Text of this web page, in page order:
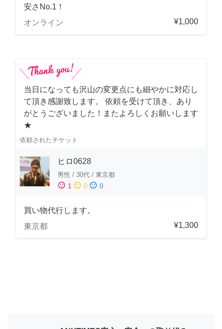
安さNo.1！
オンライン
¥1,000
当日になっても沢山の変更点にも細やかに対応し
て頂き感謝致します。 依頼を受けて頂き、あり
がとうございました！またよろしくお願いします
★
依頼されたチケット
ヒロ0628
男性 / 30代 / 東京都
sentiment_satisfied 1 sentiment_neutral 0 sentiment_dissatisfied 0
買い物代行します。
東京都
¥1,300